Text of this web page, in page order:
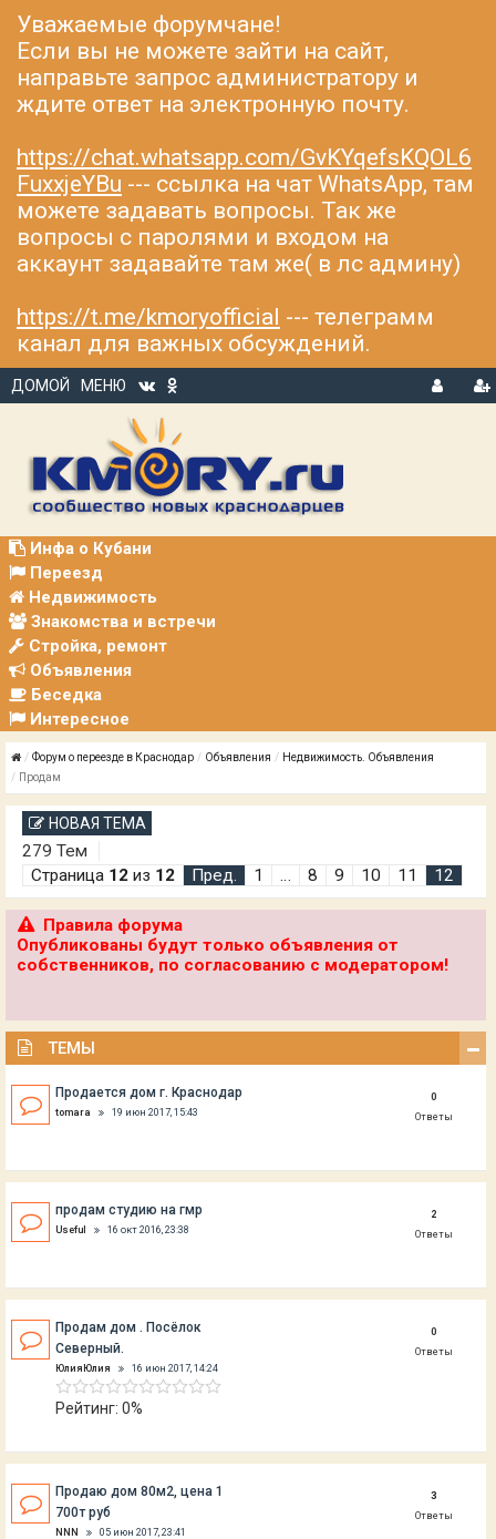
Уважаемые форумчане!
Если вы не можете зайти на сайт,
направьте запрос администратору и
ждите ответ на электронную почту.
https://chat.whatsapp.com/GvKYqefsKQOL6
FuxxjeYBu --- ссылка на чат WhatsApp, там
можете задавать вопросы. Так же
вопросы с паролями и входом на
аккаунт задавайте там же( в лс админу)
https://t.me/kmoryofficial --- телеграмм
канал для важных обсуждений.
ДОМОЙ
МЕНЮ
В
Р
Инфа о Кубани
Переезд
Недвижимость
Знакомства и встречи
Стройка, ремонт
Объявления
Беседка
Интересное
Форум о переезде в Краснодар Объявления
Недвижимость. Объявления
Продам
НОВАЯ ТЕМА
279 Тем
Страница 12 из 12 Пред. 1 … 8 9 10 11 12
Правила форума
Опубликованы будут только объявления от
собственников, по согласованию с модератором!
ТЕМЫ
Продается дом г. Краснодар
tomara 19 июн 2017, 15:43
0
Ответы
продам студию на гмр
Useful 16 окт 2016, 23:38
2
Ответы
Продам дом . Посёлок
Северный.
ЮлияЮлия 16 июн 2017, 14:24
Рейтинг: 0%
0
Ответы
Продаю дом 80м2, цена 1
700т руб
NNN 05 июн 2017, 23:41
3
Ответы